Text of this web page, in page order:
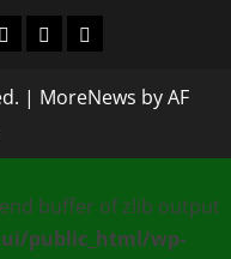
[
CompteUtilisateur/
| MoreNews by AF
buffer of zlib output
public_html/wp-